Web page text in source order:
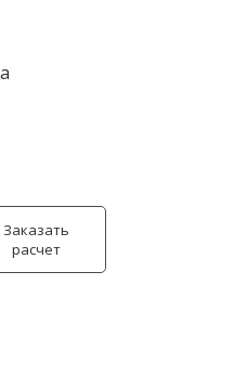
Заказать
расчет